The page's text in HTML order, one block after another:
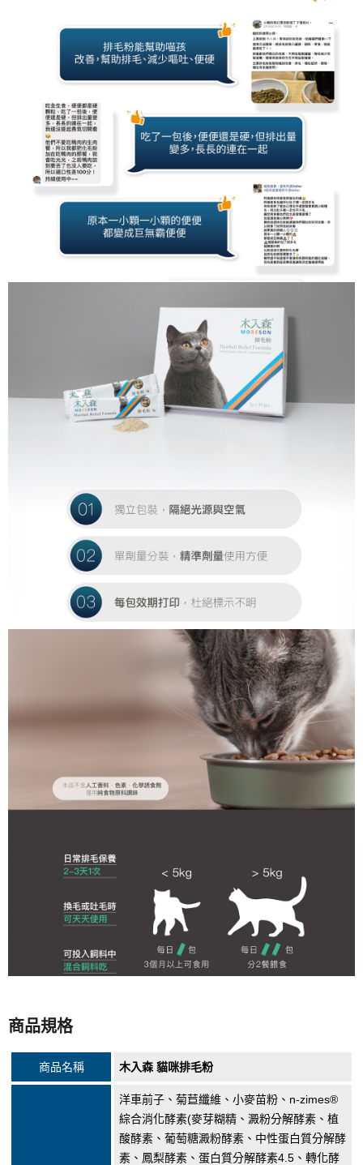
商品規格
商品名稱 木入森 貓咪排毛粉
洋車前子、菊苣纖維、小麥苗粉、n-zimes®
綜合消化酵素(麥芽糊精、澱粉分解酵素、植
酸酵素、葡萄糖澱粉酵素、中性蛋白質分解酵
素、鳳梨酵素、蛋白質分解酵素4.5、轉化酵